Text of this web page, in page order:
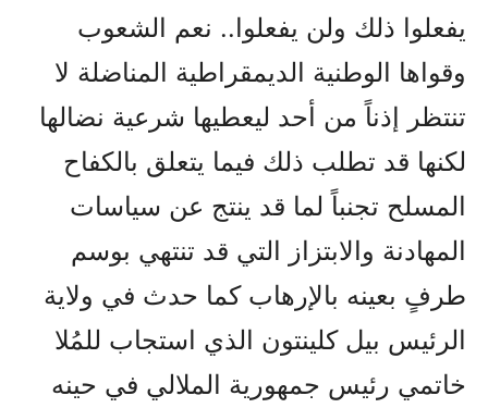
يفعلوا ذلك ولن يفعلوا.. نعم الشعوب
وقواها الوطنية الديمقراطية المناضلة لا
تنتظر إذناً من أحد ليعطيها شرعية نضالها
لكنها قد تطلب ذلك فيما يتعلق بالكفاح
المسلح تجنباً لما قد ينتج عن سياسات
المهادنة والابتزاز التي قد تنتهي بوسم
طرفٍ بعينه بالإرهاب كما حدث في ولاية
الرئيس بيل كلينتون الذي استجاب للمُلا
خاتمي رئيس جمهورية الملالي في حينه